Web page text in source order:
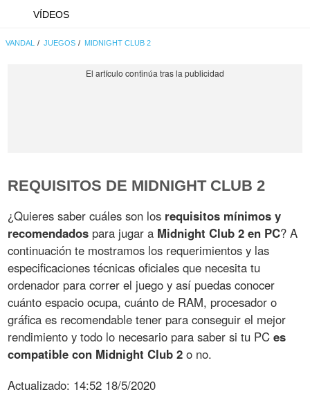
VÍDEOS
VANDAL JUEGOS MIDNIGHT CLUB 2
REQUISITOS DE MIDNIGHT CLUB 2
¿Quieres saber cuáles son los requisitos mínimos y
recomendados para jugar a Midnight Club 2 en PC? A
continuación te mostramos los requerimientos y las
especificaciones técnicas oficiales que necesita tu
ordenador para correr el juego y así puedas conocer
cuánto espacio ocupa, cuánto de RAM, procesador o
gráfica es recomendable tener para conseguir el mejor
rendimiento y todo lo necesario para saber si tu PCes
compatible con Midnight Club 2 o no.
Actualizado: 14:52 18/5/2020